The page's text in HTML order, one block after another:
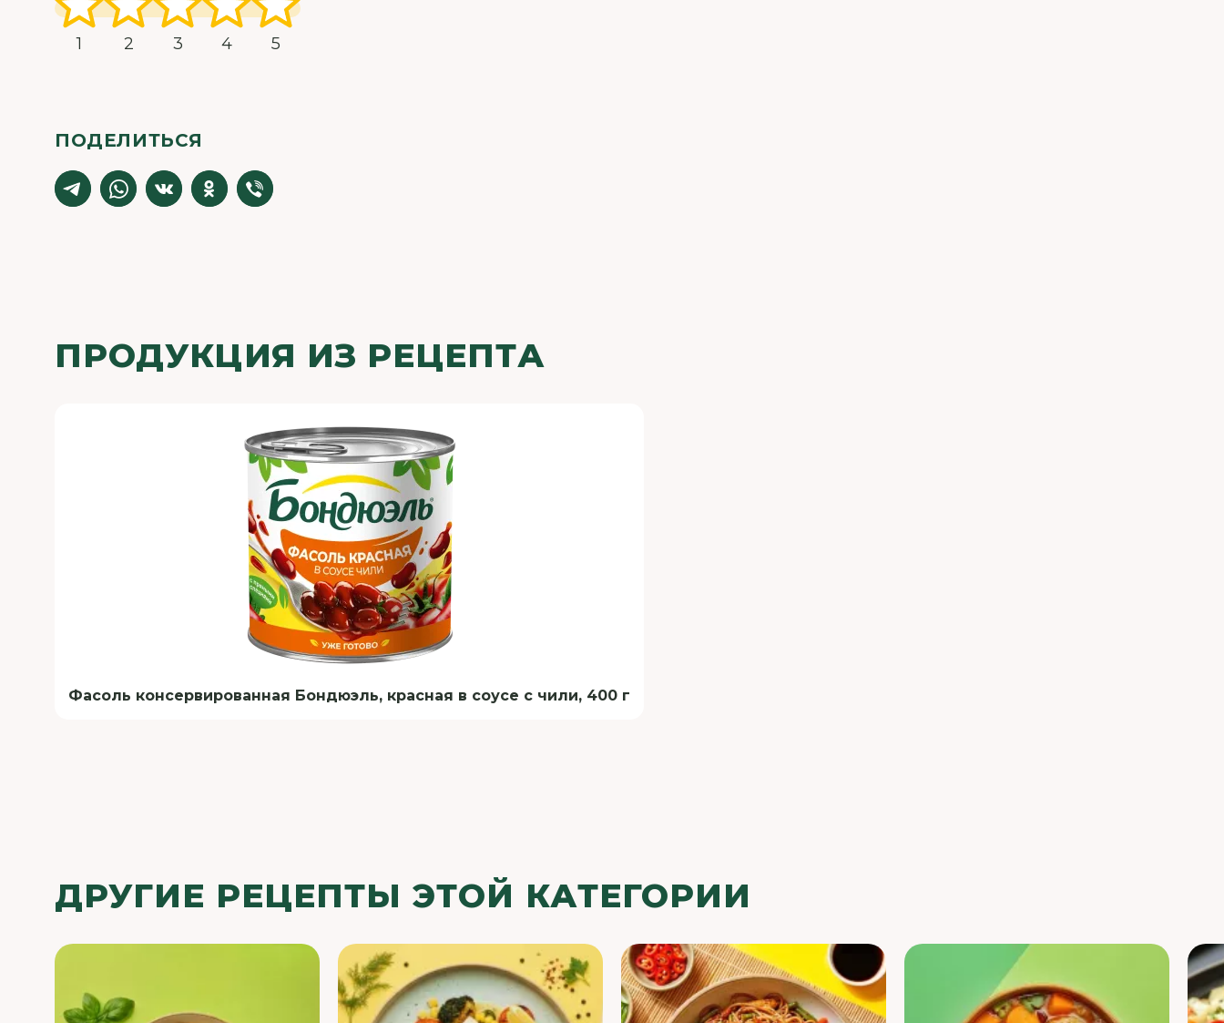
1 2 3 4 5
ПОДЕЛИТЬСЯ
ПРОДУКЦИЯ ИЗ РЕЦЕПТА
Фасоль консервированная Бондюэль, красная в соусе с чили, 400 г
ДРУГИЕ РЕЦЕПТЫ ЭТОЙ КАТЕГОРИИ